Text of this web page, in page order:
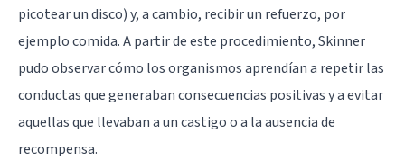
picotear un disco) y, a cambio, recibir un refuerzo, por
ejemplo comida. A partir de este procedimiento, Skinner
pudo observar cómo los organismos aprendían a repetir las
conductas que generaban consecuencias positivas y a evitar
aquellas que llevaban a un castigo o a la ausencia de
recompensa.